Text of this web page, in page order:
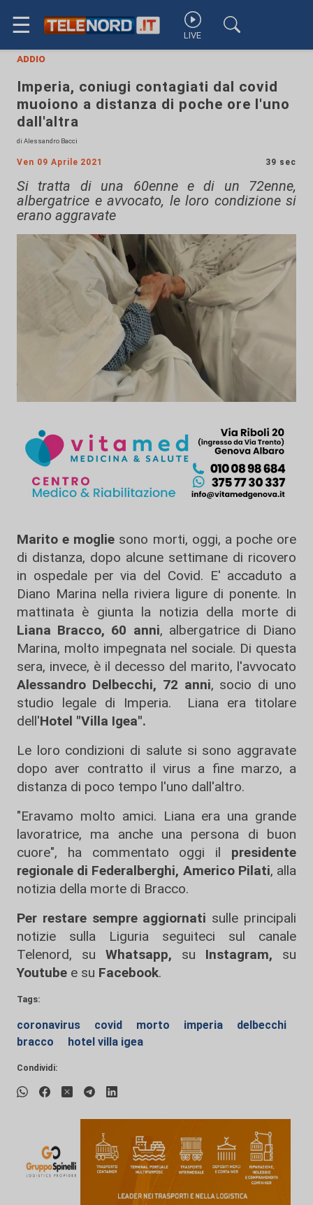
☰ LIVE
addio
Imperia, coniugi contagiati dal covid
muoiono a distanza di poche ore l'uno
dall'altra
di Alessandro Bacci
Ven 09 Aprile 2021 39 sec
Si tratta di una 60enne e di un 72enne,
albergatrice e avvocato, le loro condizione si
erano aggravate
Marito e moglie sono morti, oggi, a poche ore
di distanza, dopo alcune settimane di ricovero
in ospedale per via del Covid. E' accaduto a
Diano Marina nella riviera ligure di ponente. In
mattinata è giunta la notizia della morte di
Liana Bracco, 60 anni, albergatrice di Diano
Marina, molto impegnata nel sociale. Di questa
sera, invece, è il decesso del marito, l'avvocato
Alessandro Delbecchi, 72 anni, socio di uno
studio legale di Imperia. Liana era titolare
dell'Hotel "Villa Igea".
Le loro condizioni di salute si sono aggravate
dopo aver contratto il virus a fine marzo, a
distanza di poco tempo l'uno dall'altro.
"Eravamo molto amici. Liana era una grande
lavoratrice, ma anche una persona di buon
cuore", ha commentato oggi il presidente
regionale di Federalberghi, Americo Pilati, alla
notizia della morte di Bracco.
Per restare sempre aggiornati sulle principali
notizie sulla Liguria seguiteci sul canale
Telenord, su
Whatsapp, su Instagram, su
Youtube e su Facebook.
Tags:
coronavirus covid morto imperia
delbecchi
bracco
hotel villa igea
Condividi: